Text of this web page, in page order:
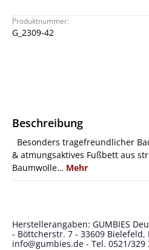
Produktnummer:
G_2309-42
Beschreibung
Besonders tragefreundlicher
& atmungsaktives Fußbett aus
Baumwolle… Mehr
Herstellerangaben: GUMBIES
- Böttcherstr. 7 - 33609 Bielefeld,
info@gumbies.de - Tel. 0521/329